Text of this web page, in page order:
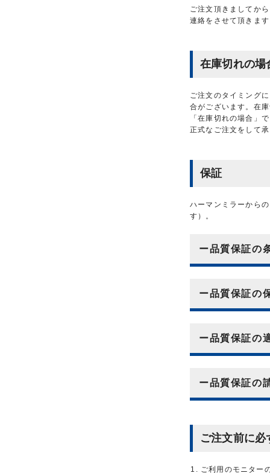
ご注文頂きましてか
連絡をさせて頂きま
在庫切れの場
ご注文のタイミング
合がございます。在
「在庫切れの場合」
正式なご注文をして
保証
ハーマンミラーから
す）。
ー品質保証
ー品質保証
ー品質保証
ー品質保証
ご注文前に必
ご利用のモニター